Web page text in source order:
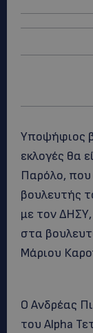
Υποψήφιος
εκλογές θα
Παρόλο, που
βουλευτής
με τον ΔΗΣΥ,
στα
Μάριου
Ο Ανδρέας
του Alpha